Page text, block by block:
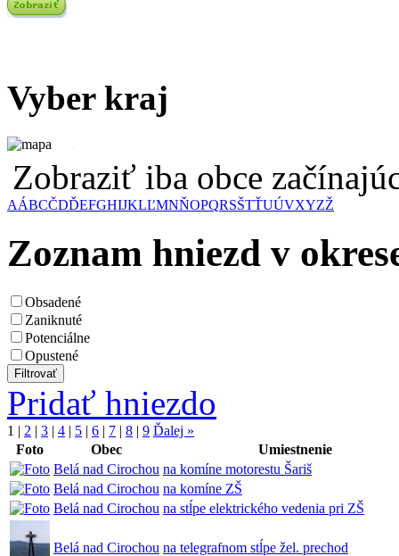
Vyber kraj
Zobraziť iba obce
AÁBCČDĎEFGHIJKLĽMNŇOPQRSŠTŤUÚVXYZŽ
Zoznam hniezd v
Obsadené
Zaniknuté
Potenciálne
Opustené
Pridať hniezdo
1 | 2 | 3 | 4 | 5 | 6 | 7 | 8 | 9 Ďalej »
Foto
Obec
Umiestnenie
Belá nad Cirochou na komíne motorestu Šariš
Belá nad Cirochou na komíne ZŠ
Belá nad Cirochou na stĺpe elektrického vedenia pri ZŠ
Belá nad Cirochou na telegrafnom stĺpe žel. prechod